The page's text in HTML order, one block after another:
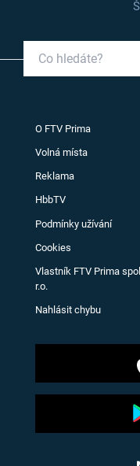
O FTV Prima
Volná místa
Reklama
HbbTV
Podmínky užívání
Cookies
Vlastník FTV Prima
r.o.
Nahlásit chybu